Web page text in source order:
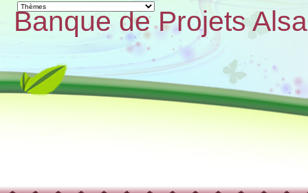
Banque de Projets